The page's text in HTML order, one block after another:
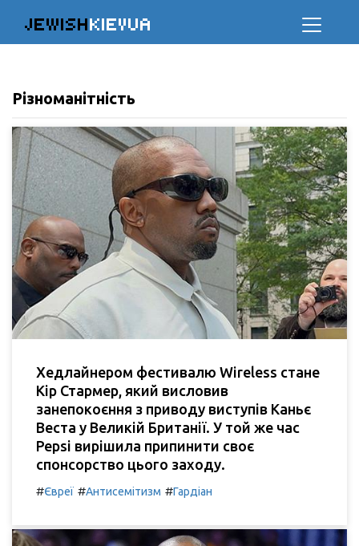
JEWISHKIEVUA
Різноманітність
Хедлайнером фестивалю Wireless стане
Кір Стармер, який висловив
занепокоєння з приводу виступів Каньє
Веста у Великій Британії. У той же час
Pepsi вирішила припинити своє
спонсорство цього заходу.
#Євреї #Антисемітизм #Гардіан